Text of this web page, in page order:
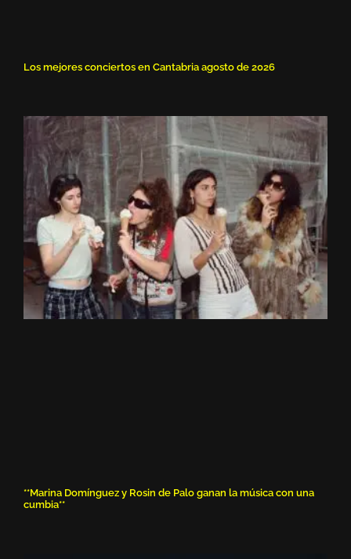
Los mejores conciertos en Cantabria agosto de 2026
**Marina Domínguez y Rosin de Palo ganan la música con una
cumbia**